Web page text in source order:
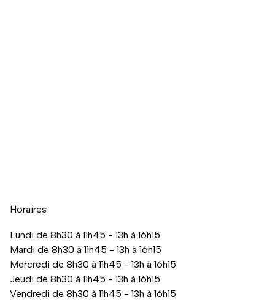
Horaires
Lundi de 8h30 à 11h45 - 13h à 16h15
Mardi de 8h30 à 11h45 - 13h à 16h15
Mercredi de 8h30 à 11h45 - 13h à 16h15
Jeudi de 8h30 à 11h45 - 13h à 16h15
Vendredi de 8h30 à 11h45 - 13h à 16h15